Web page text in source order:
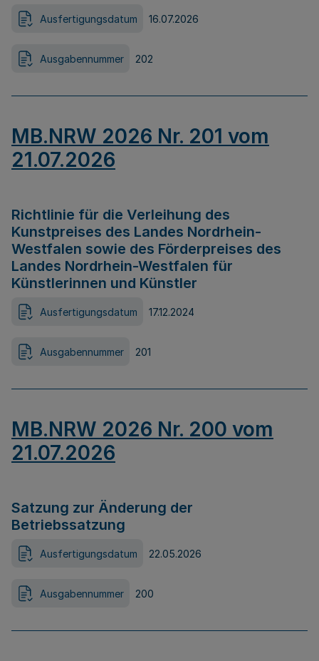
Ausfertigungsdatum 16.07.2026
Ausgabennummer 202
MB.NRW 2026 Nr. 201 vom
21.07.2026
Richtlinie für die Verleihung des
Kunstpreises des Landes Nordrhein-
Westfalen sowie des Förderpreises des
Landes Nordrhein-Westfalen für
Künstlerinnen und Künstler
Ausfertigungsdatum 17.12.2024
Ausgabennummer 201
MB.NRW 2026 Nr. 200 vom
21.07.2026
Satzung zur Änderung der
Betriebssatzung
Ausfertigungsdatum 22.05.2026
Ausgabennummer 200